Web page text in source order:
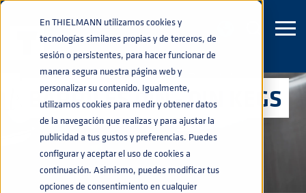
En THIELMANN utilizamos cookies y
tecnologías similares propias y de terceros, de
sesión o persistentes, para hacer funcionar de
manera segura nuestra página web y
personalizar su contenido. Igualmente,
utilizamos cookies para medir y obtener datos
de la navegación que realizas y para ajustar la
publicidad a tus gustos y preferencias. Puedes
configurar y aceptar el uso de cookies a
continuación. Asimismo, puedes modificar tus
opciones de consentimiento en cualquier
BARRILES DIN - DIN KEGS